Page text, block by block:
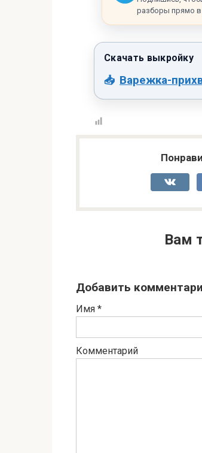
разборы прямо в
Варежка-
Вам
Добавить
Имя *
Комментарий